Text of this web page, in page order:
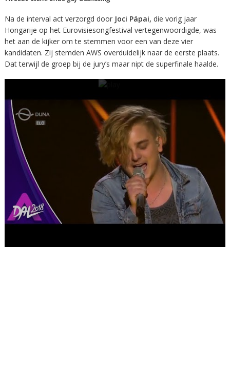
Na de interval act verzorgd door Joci Pápai, die vorig jaar
Hongarije op het Eurovisiesongfestival vertegenwoordigde, was
het aan de kijker om te stemmen voor een van deze vier
kandidaten. Zij stemden AWS overduidelijk naar de eerste plaats.
Dat terwijl de groep bij de jury’s maar nipt de superfinale haalde.